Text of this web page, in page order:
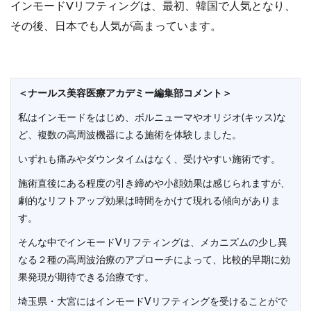
インモードVリフティングは、最初、韓国で人気となり、
その後、日本でも人気が高まっています。
＜ナールス美容医療アカデミー編集部コメント＞
私はインモードをはじめ、ボルニューマやオリジオ(キッス)な
ど、複数の高周波機器による施術を体験しました。
いずれも痛みやダウンタイムはなく、受けやすい施術です。
施術直後にある程度の引き締めや小顔効果は感じられますが、
劇的なリフトアップ効果は時間をかけて現れる傾向がありま
す。
そんな中でインモードVリフティングは、メカニズムの少し異
なる２種の高周波治療のアプローチによって、比較的早期に効
果発現が期待できる治療です。
埼玉県・大宮にはインモードVリフティングを受けることがで